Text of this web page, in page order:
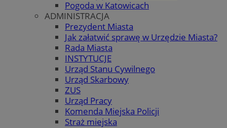
Pogoda w Katowicach
ADMINISTRACJA
Prezydent Miasta
Jak załatwić sprawę w Urzędzie Miasta?
Rada Miasta
INSTYTUCJE
Urząd Stanu Cywilnego
Urząd Skarbowy
ZUS
Urząd Pracy
Komenda Miejska Policji
Straż miejska